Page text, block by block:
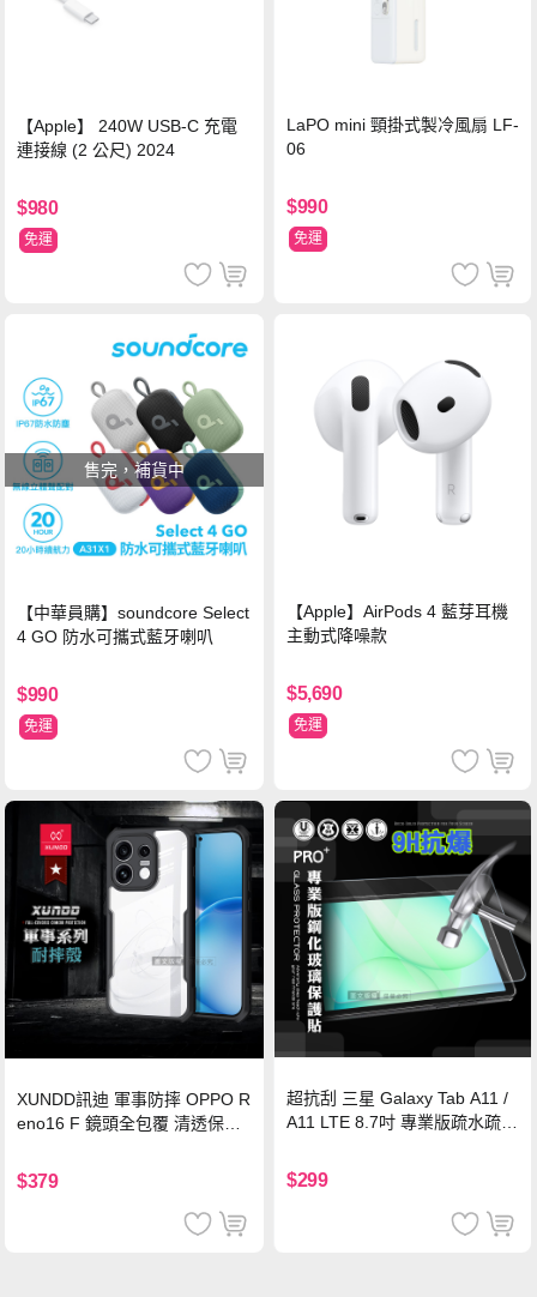
【Apple】 240W USB-C 充電
連接線 (2 公尺) 2024
$980
免運
LaPO mini 頸掛式製冷風扇 LF-
06
$990
免運
售完，補貨中
【中華員購】soundcore Select
4 GO 防水可攜式藍牙喇叭
$990
免運
【Apple】AirPods 4 藍芽耳機
主動式降噪款
$5,690
免運
XUNDD訊迪 軍事防摔 OPPO R
eno16 F 鏡頭全包覆 清透保護
$379
超抗刮 三星 Galaxy Tab A11 /
A11 LTE 8.7吋 專業版疏水疏油
$299